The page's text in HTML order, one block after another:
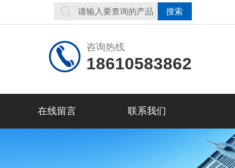
咨询热线
18610583862
在线留言 联系我们